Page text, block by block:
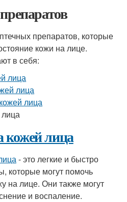
препаратов, которые
кожи на лице.
в себя:
лица
лица
лица
кожей лица
- это легкие и быстро
которые могут помочь
на лице. Они также могут
и воспаление.